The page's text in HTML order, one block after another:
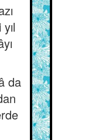
da